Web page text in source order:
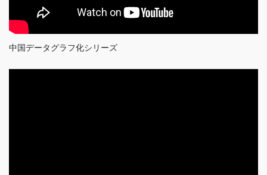
中国データグラフ化シリーズ